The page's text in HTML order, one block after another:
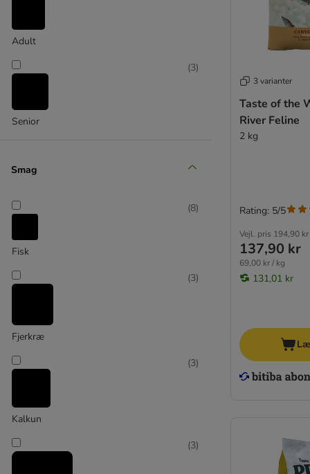
Schesir
Taste of the Wild
Virbac Veterinary HPM
Yarrah
Kornfrit kattefoder
Andre mærker
Thrive PremiumPlus
Adult
Senior
(3)
Smag
Fisk
(8)
Fjerkræ
(3)
Kalkun
(3)
(3)
3 varianter
Taste of the
River Feline
2 kg
Vejl. pris 194,90 kr
137,90 kr
69,00 kr / kg
131,01 kr
Rating: 5/5